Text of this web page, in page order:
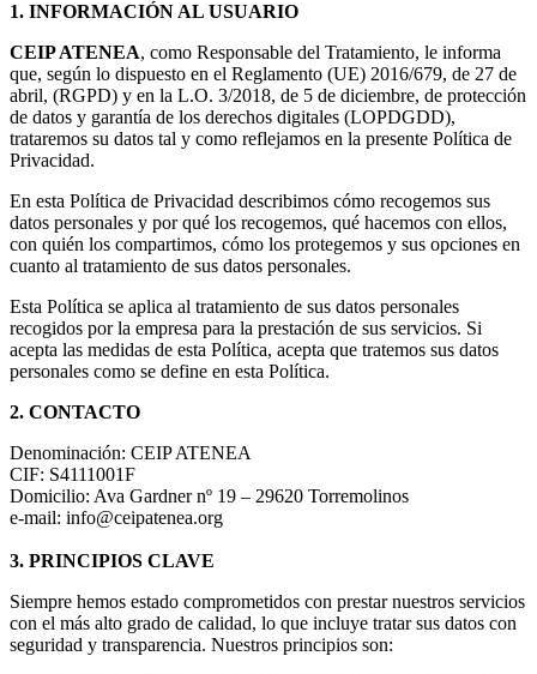
1. INFORMACIÓN AL USUARIO
CEIP ATENEA, como Responsable del Tratamiento, le informa
que, según lo dispuesto en el Reglamento (UE) 2016/679, de 27 de
abril, (RGPD) y en la L.O. 3/2018, de 5 de diciembre, de protección
de datos y garantía de los derechos digitales (LOPDGDD),
trataremos su datos tal y como reflejamos en la presente Política de
Privacidad.
En esta Política de Privacidad describimos cómo recogemos sus
datos personales y por qué los recogemos, qué hacemos con ellos,
con quién los compartimos, cómo los protegemos y sus opciones en
cuanto al tratamiento de sus datos personales.
Esta Política se aplica al tratamiento de sus datos personales
recogidos por la empresa para la prestación de sus servicios. Si
acepta las medidas de esta Política, acepta que tratemos sus datos
personales como se define en esta Política.
2. CONTACTO
Denominación: CEIP ATENEA
CIF: S4111001F
Domicilio: Ava Gardner nº 19 – 29620 Torremolinos
e-mail: info@ceipatenea.org
3. PRINCIPIOS CLAVE
Siempre hemos estado comprometidos con prestar nuestros servicios
con el más alto grado de calidad, lo que incluye tratar sus datos con
seguridad y transparencia. Nuestros principios son: